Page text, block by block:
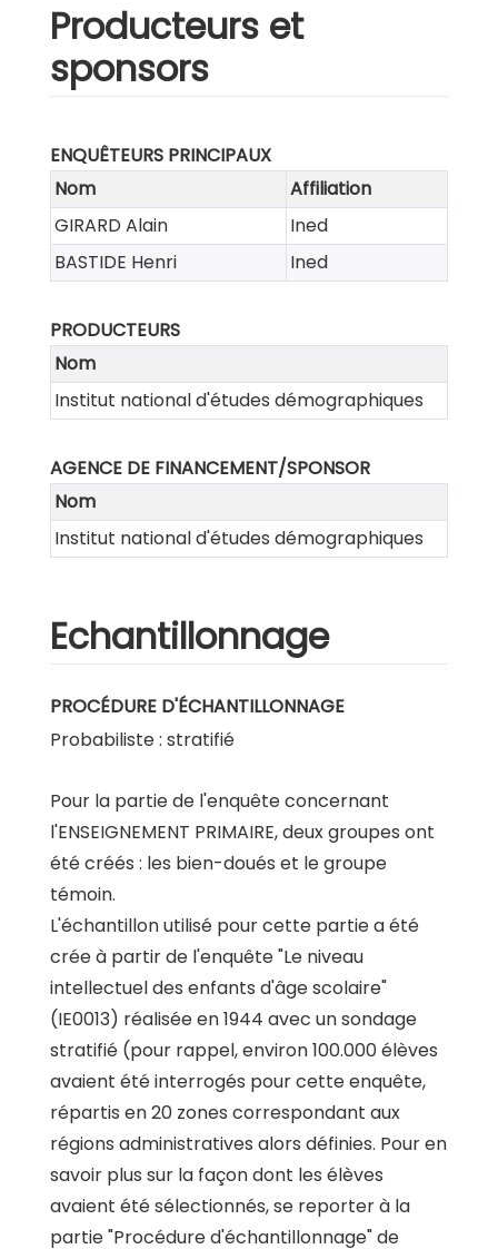
Producteurs et
sponsors
ENQUÊTEURS PRINCIPAUX
Nom
Affiliation
GIRARD Alain
Ined
BASTIDE Henri
Ined
PRODUCTEURS
Nom
Institut national d'études démographiques
AGENCE DE FINANCEMENT/SPONSOR
Nom
Institut national d'études démographiques
Echantillonnage
PROCÉDURE D'ÉCHANTILLONNAGE
Probabiliste : stratifié
Pour la partie de l'enquête concernant
l'ENSEIGNEMENT PRIMAIRE, deux groupes ont
été créés : les bien-doués et le groupe
témoin.
L'échantillon utilisé pour cette partie a été
crée à partir de l'enquête "Le niveau
intellectuel des enfants d'âge scolaire"
(IE0013) réalisée en 1944 avec un sondage
stratifié (pour rappel, environ 100.000 élèves
avaient été interrogés pour cette enquête,
répartis en 20 zones correspondant aux
régions administratives alors définies. Pour en
savoir plus sur la façon dont les élèves
avaient été sélectionnés, se reporter à la
partie "Procédure d'échantillonnage" de